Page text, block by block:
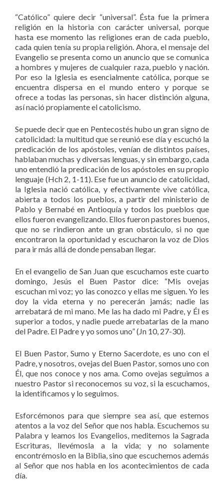
“Católico” quiere decir “universal”. Ésta fue la primera
religión en la historia con carácter universal, porque
hasta ese momento las religiones eran de cada pueblo,
cada quien tenía su propia religión. Ahora, el mensaje del
Evangelio se presenta como un anuncio que se comunica
a hombres y mujeres de cualquier raza, pueblo y nación.
Por eso la Iglesia es esencialmente católica, porque se
encuentra dispersa en el mundo entero y porque se
ofrece a todas las personas, sin hacer distinción alguna,
así nació propiamente el catolicismo.
Se puede decir que en Pentecostés hubo un gran signo de
catolicidad: la multitud que se reunió ese día y escuchó la
predicación de los apóstoles, venían de distintos países,
hablaban muchas y diversas lenguas, y sin embargo, cada
uno entendió la predicación de los apóstoles en su propio
lenguaje (Hch 2, 1-11). Ese fue un anuncio de catolicidad,
la Iglesia nació católica, y efectivamente vive católica,
abierta a todos los pueblos, a partir del ministerio de
Pablo y Bernabé en Antioquía y todos los pueblos que
ellos fueron evangelizando. Ellos fueron pastores buenos,
que no se rindieron ante un gran obstáculo, si no que
encontraron la oportunidad y escucharon la voz de Dios
para ir más allá de donde pensaban llegar.
En el evangelio de San Juan que escuchamos este cuarto
domingo, Jesús el Buen Pastor dice: “Mis ovejas
escuchan mi voz; yo las conozco y ellas me siguen. Yo les
doy la vida eterna y no perecerán jamás; nadie las
arrebatará de mi mano. Me las ha dado mi Padre, y Él es
superior a todos, y nadie puede arrebatarlas de la mano
del Padre. El Padre y yo somos uno” (Jn 10, 27-30).
El Buen Pastor, Sumo y Eterno Sacerdote, es uno con el
Padre, y nosotros, ovejas del Buen Pastor, somos uno con
Él, que nos conoce y nos ama. Como ovejas seguimos a
nuestro Pastor si reconocemos su voz, si la escuchamos,
la identificamos y lo seguimos.
Esforcémonos para que siempre sea así, que estemos
atentos a la voz del Señor que nos habla. Escuchemos su
Palabra y leamos los Evangelios, meditemos la Sagrada
Escrituras, llevémosla a la vida; y no solamente
encontrémoslo en la Biblia, sino que escuchemos además
al Señor que nos habla en los acontecimientos de cada
día.